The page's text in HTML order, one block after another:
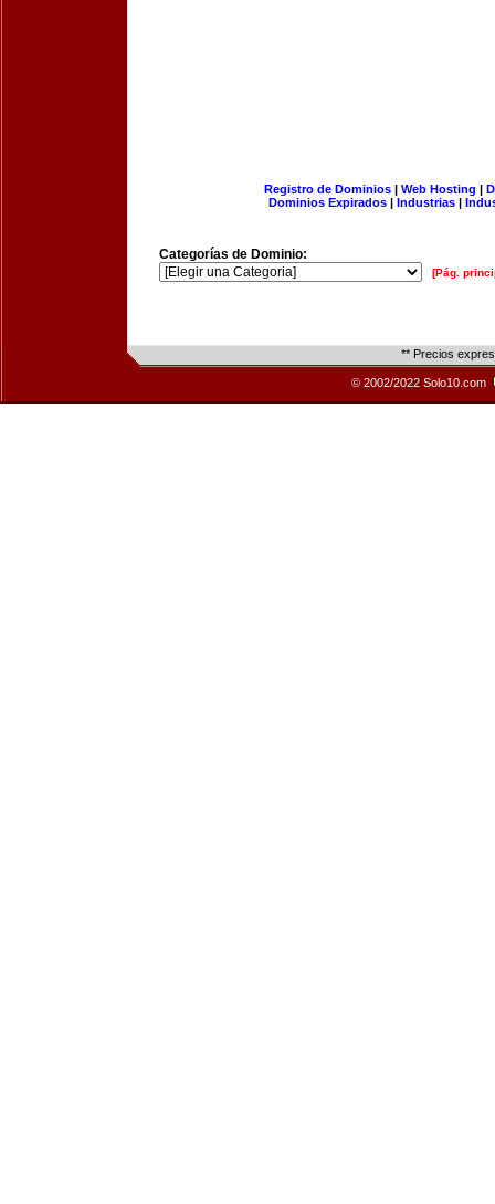
Registro de Dominios| Web Hosting |
Dominios Expirados | Industrias |
Categorías de Dominio:
[Pág.
** Precios
© 2002/2022 Solo10.com